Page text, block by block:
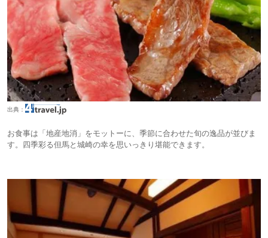
出典：
お食事は「地産地消」をモットーに、季節に合わせた旬の逸品が並びま
す。四季彩る但馬と城崎の幸を思いっきり堪能できます。